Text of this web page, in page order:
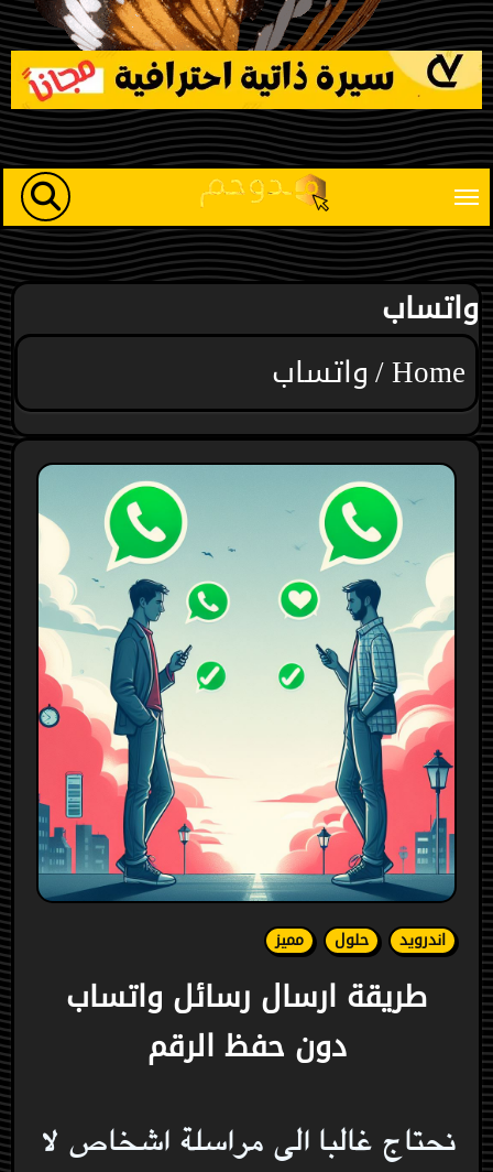
Skip
to
content
واتساب
Home واتساب
اندرويد حلول مميز
طريقة ارسال رسائل واتساب
دون حفظ الرقم
نحتاج غالبا الى مراسلة اشخاص لا